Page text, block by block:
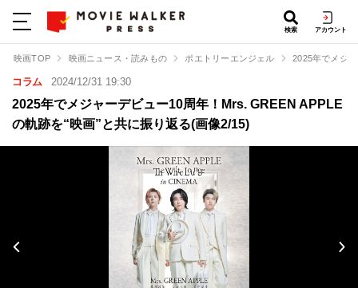
検索 アカウント
映画TOP 映画ニュース・読みもの ポエトリーエンジェル 2025年でメジ
コラム 2024/12/31 19:30
2025年でメジャーデビュー10周年！Mrs. GREEN APPLE
の軌跡を“映画”と共に振り返る(画像2/15)